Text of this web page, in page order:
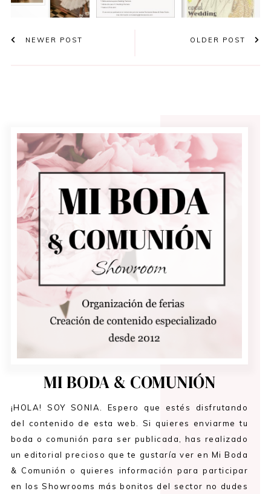
NEWER POST OLDER POST
MI BODA & COMUNIÓN
¡HOLA! SOY SONIA. Espero que estés disfrutando
del contenido de esta web. Si quieres enviarme tu
boda o comunión para ser publicada, has realizado
un editorial precioso que te gustaría ver en Mi Boda
& Comunión o quieres información para participar
en los Showrooms más bonitos del sector no dudes